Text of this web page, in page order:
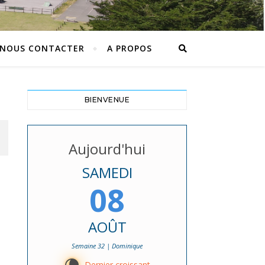
NOUS CONTACTER A PROPOS
BIENVENUE
Aujourd'hui
SAMEDI
08
AOÛT
Semaine 32 | Dominique